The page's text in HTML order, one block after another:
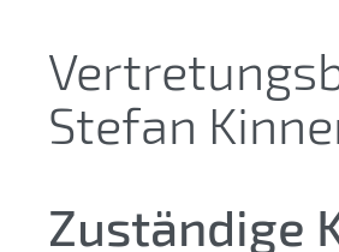
Stefan
Zuständige